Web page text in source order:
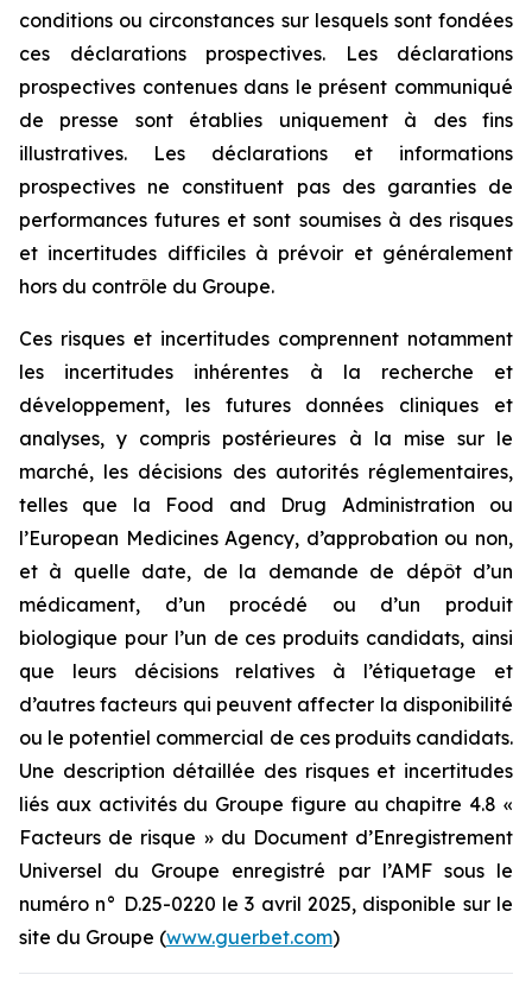
conditions ou circonstances sur lesquels sont fondées
ces déclarations prospectives. Les déclarations
prospectives contenues dans le présent communiqué
de presse sont établies uniquement à des fins
illustratives. Les déclarations et informations
prospectives ne constituent pas des garanties de
performances futures et sont soumises à des risques
et incertitudes difficiles à prévoir et généralement
hors du contrôle du Groupe.
Ces risques et incertitudes comprennent notamment
les incertitudes inhérentes à la recherche et
développement, les futures données cliniques et
analyses, y compris postérieures à la mise sur le
marché, les décisions des autorités réglementaires,
telles que la Food and Drug Administration ou
l’European Medicines Agency, d’approbation ou non,
et à quelle date, de la demande de dépôt d’un
médicament, d’un procédé ou d’un produit
biologique pour l’un de ces produits candidats, ainsi
que leurs décisions relatives à l’étiquetage et
d’autres facteurs qui peuvent affecter la disponibilité
ou le potentiel commercial de ces produits candidats.
Une description détaillée des risques et incertitudes
liés aux activités du Groupe figure au chapitre 4.8 «
Facteurs de risque » du Document d’Enregistrement
Universel du Groupe enregistré par l’AMF sous le
numéro n° D.25-0220 le 3 avril 2025, disponible sur le
site du Groupe (www.guerbet.com)